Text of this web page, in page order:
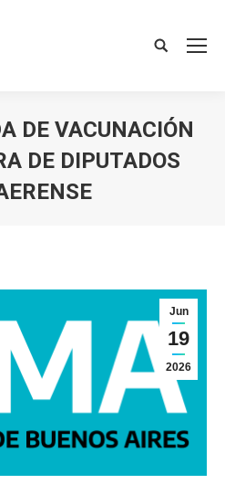
Search:
DE VACUNACIÓN
DE DIPUTADOS
Jun
19
2026